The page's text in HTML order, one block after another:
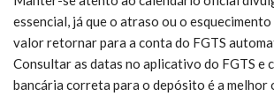
essencial, já que o atraso ou o
valor retornar para a conta do FGTS
Consultar as datas no aplicativo do FGTS e
bancária correta para o depósito é a melhor